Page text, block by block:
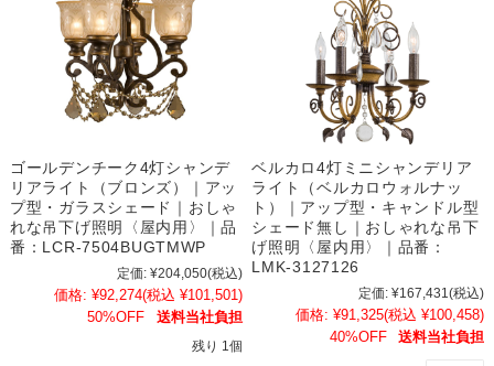
ゴールデンチーク4灯シャンデ
リアライト（ブロンズ）｜アッ
プ型・ガラスシェード｜おしゃ
れな吊下げ照明〈屋内用〉｜品
番：LCR-7504BUGTMWP
定価: ¥204,050(税込)
価格: ¥92,274(税込 ¥101,501)
50%OFF
送料当社負担
残り 1個
ベルカロ4灯ミニシャンデリア
ライト（ベルカロウォルナッ
ト）｜アップ型・キャンドル型
シェード無し｜おしゃれな吊下
げ照明〈屋内用〉｜品番：
LMK-3127126
定価: ¥167,431(税込)
価格: ¥91,325(税込 ¥100,458)
40%OFF
送料当社負担